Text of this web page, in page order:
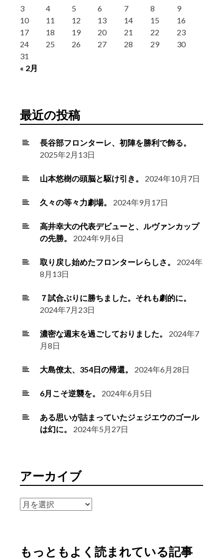
« 2月
3
4 5 6 7 8
9
10
11 12 13 14 15
16
17
18 19 20 21 22
23
24
25 26 27 28 29
30
31
最近の投稿
長谷部フロンターレ、初陣を勝利で飾る。
2025年2月13日
山本悠樹の頭脳と駆け引き。 2024年10月7日
久々の等々力劇場。 2024年9月17日
高井幸大の代表デビューと、ルヴァンカップ
の先勝。
2024年9月6日
取り戻し始めたフロンターレらしさ。
2024年
8月13日
７試合ぶりに勝ちました。それも劇的に。
2024年7月23日
濃密な週末を過ごしておりました。
2024年7
月8日
大島僚太、354日の帰還。 2024年6月28日
6月こそ逆襲を。 2024年6月5日
ある思いが詰まっていたジェジエウのゴール
は幻に。
2024年5月27日
アーカイブ
ア
ブ
もっともよく読まれている記事